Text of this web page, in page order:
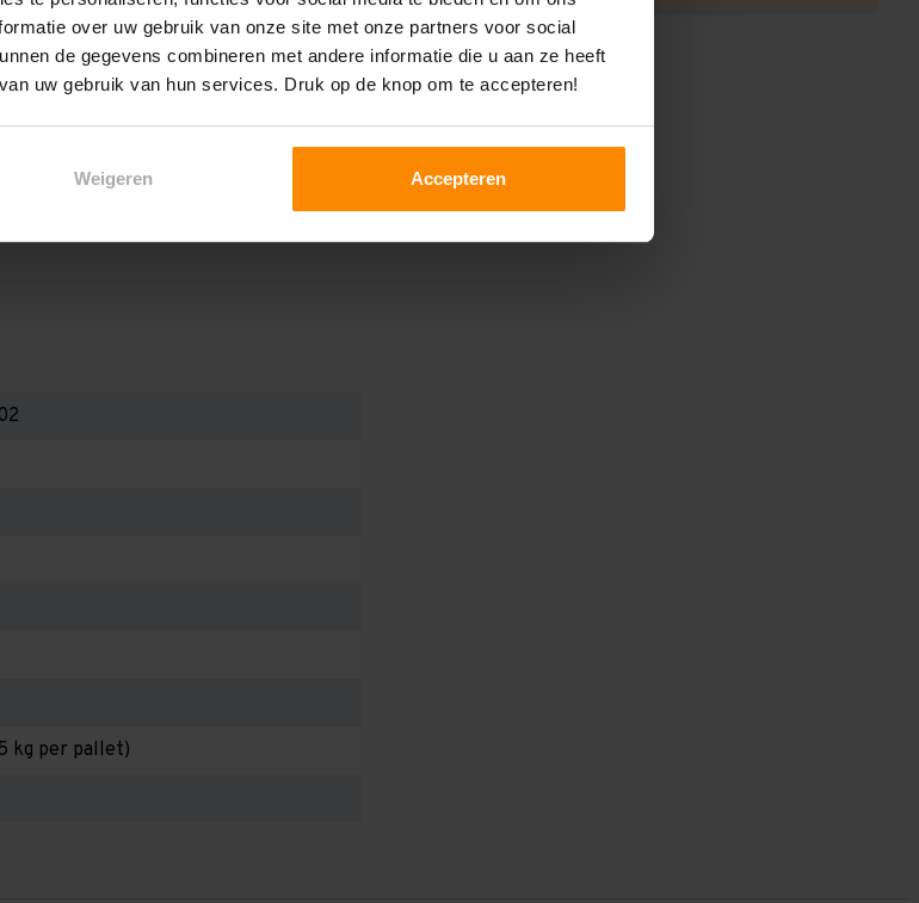
over uw gebruik van onze site met onze partners voor social
de gegevens combineren met andere informatie die u aan ze heeft
uw gebruik van hun services. Druk op de knop om te accepteren!
Weigeren Accepteren
draagkracht juist iets hoger uit.
met ons op te nemen. Wij voeren
belastingbordjes of stickers
bij twijfel contact opnemen! Meer
kg per pallet)